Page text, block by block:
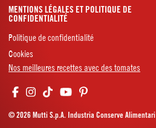
MENTIONS LÉGALES ET POLITIQUE DE
CONFIDENTIALITÉ
Politique de confidentialité
Cookies
Nos meilleures recettes avec des tomates
© 2026 Mutti S.p.A. Industria Conserve Alimentari